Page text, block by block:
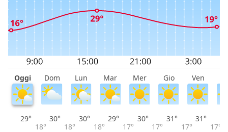
Oggi Dom Lun Mar Mer Gio Ven
29°
18°
30°
18°
30°
18°
29°
17°
30°
17°
31°
17°
31°
17°